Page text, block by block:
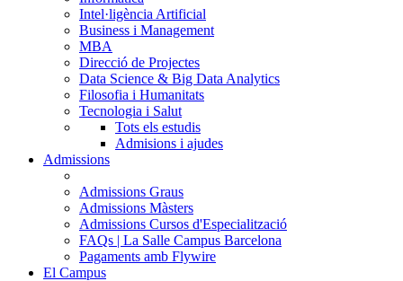
Intel·ligència Artificial
Business i Management
MBA
Direcció de Projectes
Data Science & Big Data Analytics
Filosofia i Humanitats
Tecnologia i Salut
Tots els estudis
Admisions i ajudes
Admissions
Admissions Graus
Admissions Màsters
Admissions Cursos d'Especialització
FAQs | La Salle Campus Barcelona
Pagaments amb Flywire
El Campus